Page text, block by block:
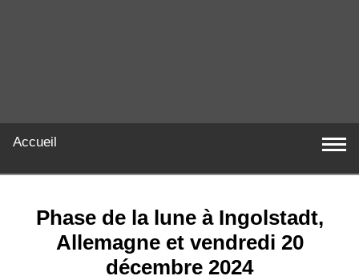
Accueil
Phase de la lune à Ingolstadt,
Allemagne et vendredi 20
décembre 2024